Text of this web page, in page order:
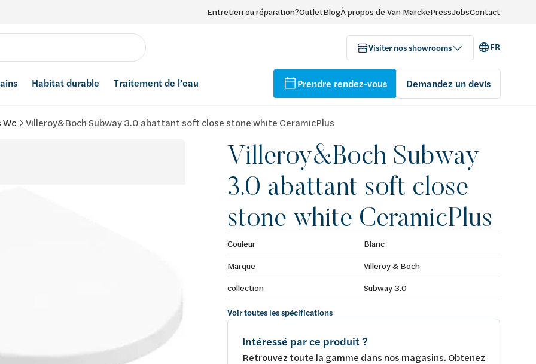
Entretien ou réparation?OutletBlogÀ propos de Van MarckePressJobsContact
Visiter nos showrooms FR
Habitat durable Traitement de l’eau Prendre rendez-vous Demandez un devis
Villeroy&Boch Subway 3.0 abattant soft close stone white CeramicPlus
Villeroy&Boch Subway
3.0 abattant soft close
stone white CeramicPlus
Couleur
Blanc
Marque
Villeroy & Boch
collection
Subway 3.0
Voir toutes les spécifications
Intéressé par ce produit ?
Retrouvez toute la gamme dans nos magasins. Obtenez